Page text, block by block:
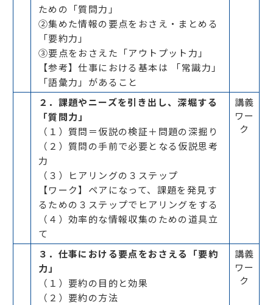
ための「質問力」
②集めた情報の要点をおさえ・まとめる
「要約力」
③要点をおさえた「アウトプット力」
【参考】仕事における基本は 「常識力」
「語彙力」があること
２．課題やニーズを引き出し、深堀する
「質問力」
（１）質問＝仮説の検証＋問題の深掘り
（２）質問の手前で必要となる仮説思考
力
（３）ヒアリングの３ステップ
【ワーク】ペアになって、課題を発見す
るための３ステップでヒアリングをする
（４）効率的な情報収集のための道具立
て
講義
ワー
ク
３．仕事における要点をおさえる「要約
力」
（１）要約の目的と効果
（２）要約の方法
講義
ワー
ク